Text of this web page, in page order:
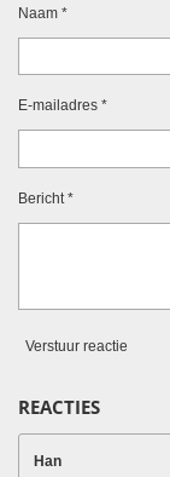
Naam *
E-mailadres *
Bericht *
Verstuur reactie
REACTIES
Han